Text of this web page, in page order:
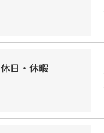
休日・休暇